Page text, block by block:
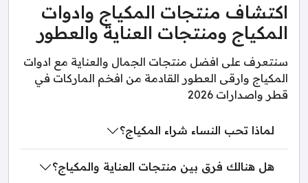
اكتشاف منتجات المكياج وادوات
المكياج ومنتجات العناية والعطور
سنتعرف على افضل منتجات الجمال والعناية مع ادوات
المكياج وارقى العطور القادمة من افخم الماركات في
قطر واصدارات 2026
لماذا تحب النساء شراء المكياج؟
هل هنالك فرق بين منتجات العناية والمكياج؟